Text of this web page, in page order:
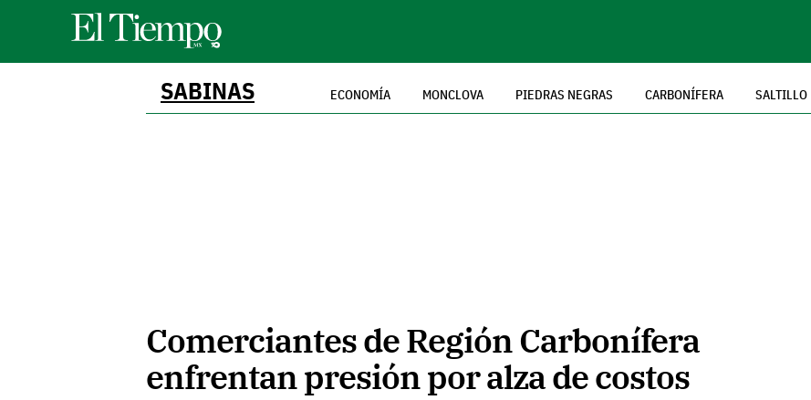
SABINAS ECONOMÍA MONCLOVA PIEDRAS NEGRAS CARBONÍFERA SALTILLO
Comerciantes de Región Carbonífera
enfrentan presión por alza de costos